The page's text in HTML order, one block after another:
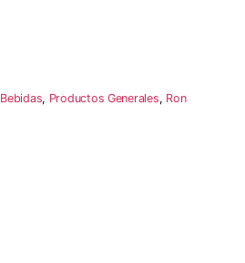
Bebidas, Productos Generales, Ron